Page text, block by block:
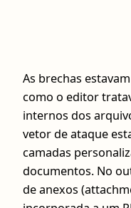
As brechas
como o editor
internos dos
vetor de ataque
camadas
documentos. No
de anexos